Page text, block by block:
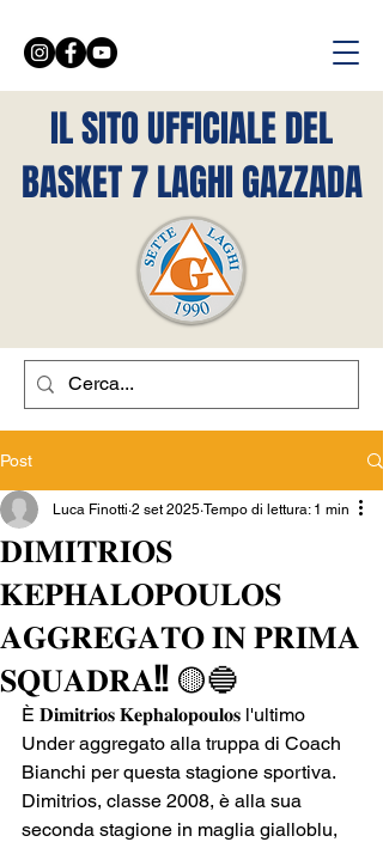
IL SITO UFFICIALE DEL
BASKET 7 LAGHI GAZZADA
Post
𝐃𝐈𝐌𝐈𝐓𝐑𝐈𝐎𝐒
𝐊𝐄𝐏𝐇𝐀𝐋𝐎𝐏𝐎𝐔𝐋𝐎𝐒
𝐀𝐆𝐆𝐑𝐄𝐆𝐀𝐓𝐎 𝐈𝐍 𝐏𝐑𝐈𝐌𝐀
𝐒𝐐𝐔𝐀𝐃𝐑𝐀!! 🟡🔵
Luca Finotti 2 set 2025 Tempo di lettura: 1 min
È 𝐃𝐢𝐦𝐢𝐭𝐫𝐢𝐨𝐬 𝐊𝐞𝐩𝐡𝐚𝐥𝐨𝐩𝐨𝐮𝐥𝐨𝐬 l'ultimo
Under aggregato alla truppa di Coach
Bianchi per questa stagione sportiva.
Dimitrios, classe 2008, è alla sua
seconda stagione in maglia gialloblu,